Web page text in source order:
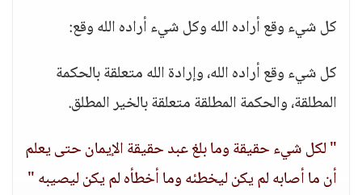
كل شيء وقع أراده الله وكل شيء أراده الله وقع:
كل شيء وقع أراده الله، وإرادة الله متعلقة بالحكمة
المطلقة، والحكمة المطلقة متعلقة بالخير المطلق.
" لكل شيء حقيقة وما بلغ عبد حقيقة الإيمان حتى يعلم
أن ما أصابه لم يكن ليخطئه وما أخطأه لم يكن ليصيبه "